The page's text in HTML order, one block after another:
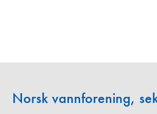
Norsk vannforening,